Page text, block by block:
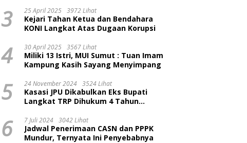
3 25 April 2025 3972 Lihat
Kejari Tahan Ketua dan Bendahara
KONI Langkat Atas Dugaan Korupsi
4 30 April 2025 3567 Lihat
Miliki 13 Istri, MUI Sumut : Tuan Imam
Kampung Kasih Sayang Menyimpang
5 24 November 2024 3524 Lihat
Kasasi JPU Dikabulkan Eks Bupati
Langkat TRP Dihukum 4 Tahun
6 7 Juli 2024 3042 Lihat
Jadwal Penerimaan CASN dan PPPK
Mundur, Ternyata Ini Penyebabnya